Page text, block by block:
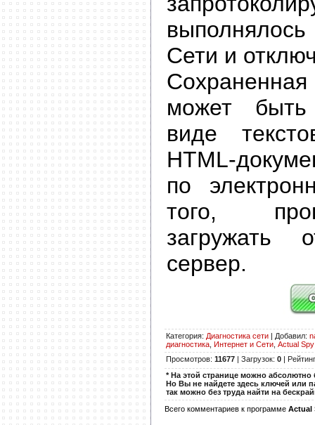
Сети и
может быть
виде
HTML-
по
того,
загружать
сервер.
Категория: Диагностика сети | Добавил:
диагностика Интернет и Сети Actual
Просмотров: 11677 | Загрузок: 0 | Рейтинг
* На этой странице можно абсолютно
Но Вы не найдете здесь ключей или
так можно без труда найти на
Всего комментариев к программе Actual